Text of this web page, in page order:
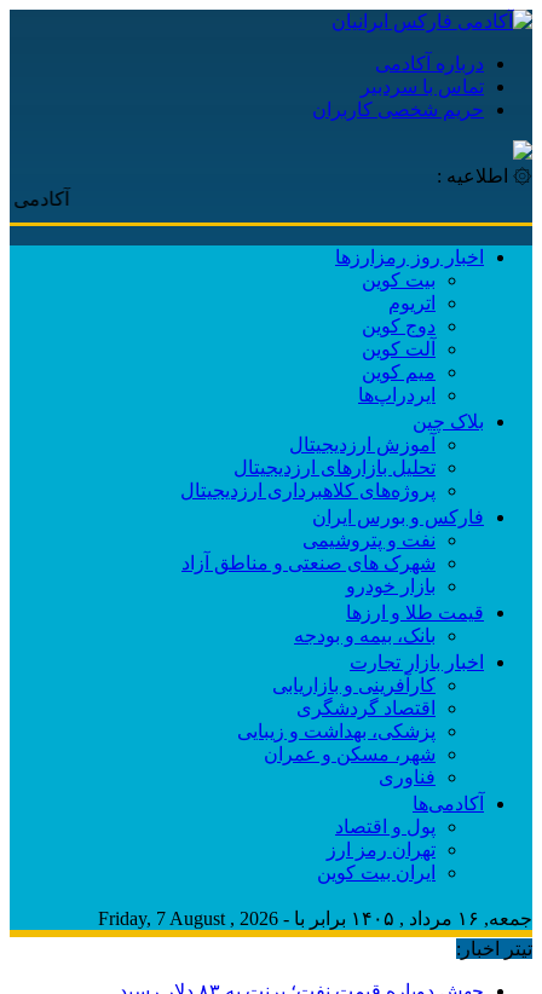
درباره آکادمی
تماس با سردبیر
حریم شخصی کاربران
۞ اطلاعیه :
آکادمی
اخبار روز رمزارزها
بیت کوین
اتریوم
دوج کوین
آلت کوین
میم کوین‌
ایردراپ‌ها
بلاک چین
آموزش ارزدیجیتال
تحلیل بازارهای ارزدیجیتال
پروژه‌های کلاهبرداری ارزدیجیتال
فارکس و بورس ایران
نفت و پتروشیمی
شهرک های صنعتی و مناطق آزاد
بازار خودرو
قیمت طلا و ارزها
بانک، بیمه و بودجه
اخبار بازار تجارت
کارآفرینی و بازاریابی
اقتصاد گردشگری
پزشکی، بهداشت و زیبایی
شهر، مسکن و عمران
فناوری
آکادمی‌ها
پول و اقتصاد
تهران رمز ارز
ایران بیت کوین
جمعه, ۱۶ مرداد , ۱۴۰۵ برابر با - Friday, 7 August , 2026
تیتر اخبار: